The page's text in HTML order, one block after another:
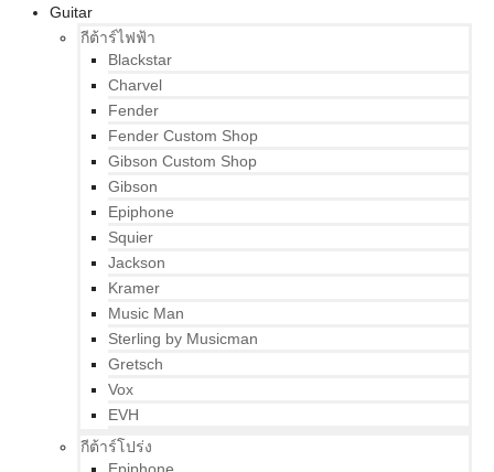
Guitar
กีต้าร์ไฟฟ้า
Blackstar
Charvel
Fender
Fender Custom Shop
Gibson Custom Shop
Gibson
Epiphone
Squier
Jackson
Kramer
Music Man
Sterling by Musicman
Gretsch
Vox
EVH
กีต้าร์โปร่ง